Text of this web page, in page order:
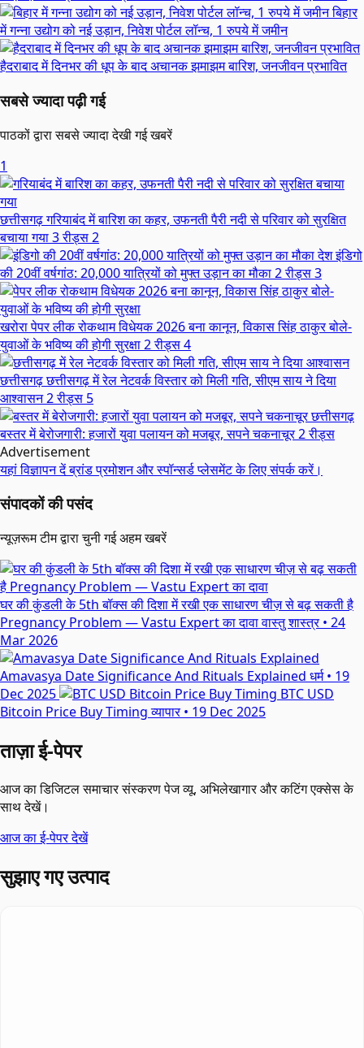
बिहार
में गन्ना उद्योग को नई उड़ान, निवेश पोर्टल लॉन्च, 1 रुपये में जमीन
हैदराबाद में दिनभर की धूप के बाद अचानक झमाझम बारिश, जनजीवन प्रभावित
सबसे ज्यादा पढ़ी गई
पाठकों द्वारा सबसे ज्यादा देखी गई खबरें
1
छत्तीसगढ़गरियाबंद में बारिश का कहर, उफनती पैरी नदी से परिवार को सुरक्षित
बचाया गया3 रीड्स2
देशइंडिगो
की 20वीं वर्षगांठ: 20,000 यात्रियों को मुफ्त उड़ान का मौका2 रीड्स3
खरोरापेपर लीक रोकथाम विधेयक 2026 बना कानून, विकास सिंह ठाकुर बोले-
युवाओं के भविष्य की होगी सुरक्षा2 रीड्स4
छत्तीसगढ़छत्तीसगढ़ में रेल नेटवर्क विस्तार को मिली गति, सीएम साय ने दिया
आश्वासन2 रीड्स 5
छत्तीसगढ़
बस्तर में बेरोजगारी: हजारों युवा पलायन को मजबूर, सपने चकनाचूर2 रीड्स
Advertisement
यहां विज्ञापन देंब्रांड प्रमोशन और स्पॉन्सर्ड प्लेसमेंट के लिए संपर्क करें।
संपादकों की पसंद
न्यूज़रूम टीम द्वारा चुनी गई अहम खबरें
घर की कुंडली के 5th बॉक्स की दिशा में रखी एक साधारण चीज़ से बढ़ सकती है
Pregnancy Problem — Vastu Expert का दावावास्तु शास्त्र • 24
Mar 2026
Amavasya Date Significance And Rituals Explained धर्म • 19
Dec 2025
BTC USD
Bitcoin Price Buy Timing व्यापार • 19 Dec 2025
ताज़ा ई-पेपर
आज का डिजिटल समाचार संस्करण पेज व्यू, अभिलेखागार और कटिंग एक्सेस के
साथ देखें।
आज का ई-पेपर देखें
सुझाए गए उत्पाद